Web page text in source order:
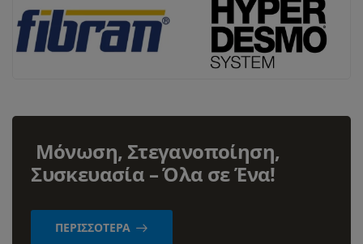
Μόνωση, Στεγανοποίηση,
Συσκευασία – Όλα σε Ένα!
ΠΕΡΙΣΣΌΤΕΡΑ